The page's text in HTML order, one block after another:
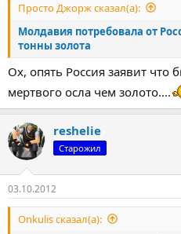
Просто Джорж сказал(а):
Молдавия потребовала от
тонны золота
Ох, опять Россия заявит что
мертвого осла чем золото....
reshelie
Старожил
03.10.2012
Onkulis сказал(а):